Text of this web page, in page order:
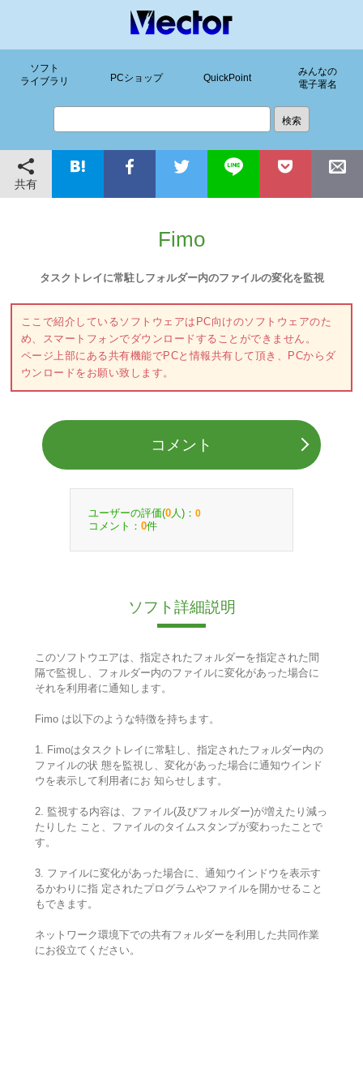
ソフト
ライブラリ
PCショップ QuickPoint
みんなの
電子署名
共有
Fimo
タスクトレイに常駐しフォルダー内のファイルの変化を監視
ここで紹介しているソフトウェアはPC向けのソフトウェアのた
め、スマートフォンでダウンロードすることができません。
ページ上部にある共有機能でPCと情報共有して頂き、PCからダ
ウンロードをお願い致します。
コメント
ユーザーの評価(0 人)： 0
コメント： 0件
ソフト詳細説明
このソフトウエアは、指定されたフォルダーを指定された間
隔で監視し、フォルダー内のファイルに変化があった場合に
それを利用者に通知します。
Fimo は以下のような特徴を持ちます。
1. Fimoはタスクトレイに常駐し、指定されたフォルダー内の
ファイルの状 態を監視し、変化があった場合に通知ウインド
ウを表示して利用者にお 知らせします。
2. 監視する内容は、ファイル(及びフォルダー)が増えたり減っ
たりした こと、ファイルのタイムスタンプが変わったことで
す。
3. ファイルに変化があった場合に、通知ウインドウを表示す
るかわりに指 定されたプログラムやファイルを開かせること
もできます。
ネットワーク環境下での共有フォルダーを利用した共同作業
にお役立てください。